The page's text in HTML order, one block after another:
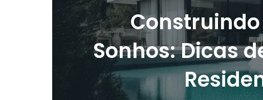
Construindo
Sonhos: Dicas